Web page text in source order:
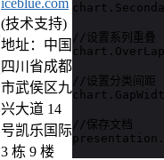
//设置系列重叠
//设置分类间距
//保存文档
iceblue.com
(技术支持)
地址：中国
四川省成都
市武侯区九
兴大道 14
号凯乐国际
3 栋 9 楼